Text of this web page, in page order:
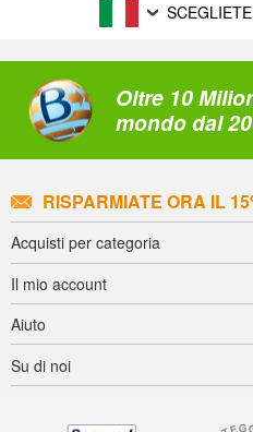
Oltre 10
mondo dal
RISPARMIATE ORA IL
Acquisti per categoria
Il mio account
Aiuto
Su di noi